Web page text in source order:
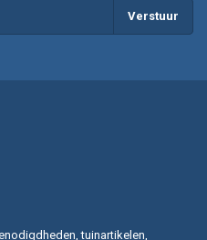
Verstuur
tuinartikelen,